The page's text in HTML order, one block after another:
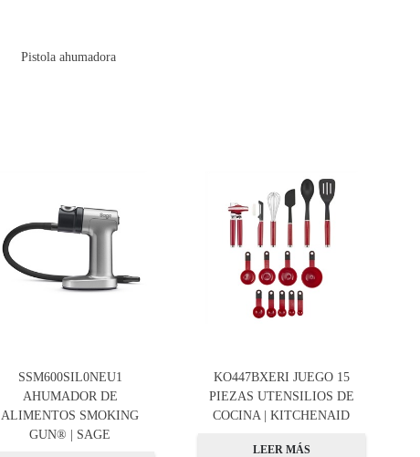
Pistola ahumadora
SSM600SIL0NEU1
AHUMADOR DE
ALIMENTOS SMOKING
GUN® | SAGE
KO447BXERI JUEGO 15
PIEZAS UTENSILIOS DE
COCINA | KITCHENAID
LEER MÁS